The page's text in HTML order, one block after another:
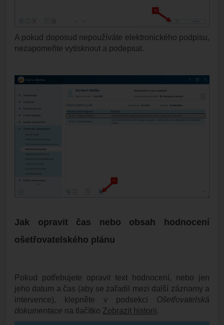
A pokud doposud nepoužíváte elektronického podpisu,
nezapomeňte vytisknout a podepsat.
Jak opravit čas nebo obsah hodnocení
ošetřovatelského plánu
Pokud potřebujete opravit text hodnocení, nebo jen
jeho datum a čas (aby se zařadil mezi další záznamy a
intervence), klepněte v podsekci Ošetřovatelská
dokumentace na tlačítko Zobrazit historii .